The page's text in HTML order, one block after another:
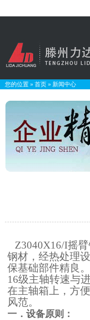
您的位置 » 首页 » 新闻中心
Z3040X16/I摇臂
钢材 ， 经热处理
保基础部件精良
16级主轴转速与
在主轴箱上，方
风范。
一． 设备原则 ：